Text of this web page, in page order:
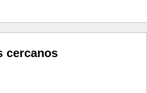
cercanos